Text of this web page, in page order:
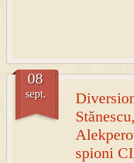
spioni
08
sept.